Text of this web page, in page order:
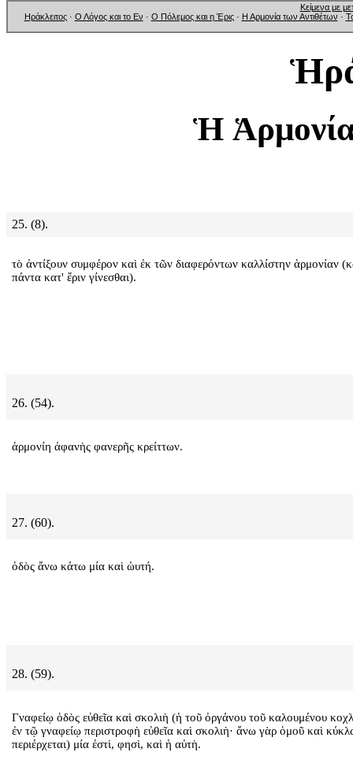
Κείμενα με
Ηράκλειτος· Ο Λόγος και το Εν · Ο Πόλεμος και η Έρις· Η Αρμονία των Αντιθέτων ·
Ἡ
25. (8).
τὸ ἀντίξουν συμφέρον καὶ ἐκ τῶν διαφερόντων καλλίστην ἁρμονίαν
πάντα κατ' ἔριν γίνεσθαι).
26. (54).
ἁρμονίη ἀφανὴς φανερῆς κρείττων.
27. (60).
ὁδὸς ἄνω κάτω μία καὶ ὡυτή.
28. (59).
Γναφείῳ ὁδὸς εὐθεῖα καὶ σκολιὴ (ἡ τοῦ ὀργάνου τοῦ καλουμένου
ἐν τῷ γναφείῳ περιστροφὴ εὐθεῖα καὶ σκολιὴ· ἄνω γὰρ ὁμοῦ καὶ
περιέρχεται) μία ἐστὶ, φησὶ, καὶ ἡ αὐτὴ.